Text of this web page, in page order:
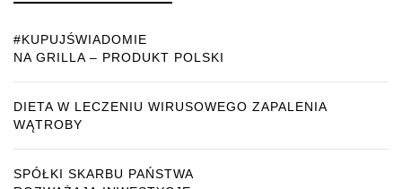
#KUPUJŚWIADOMIE
NA GRILLA – PRODUKT POLSKI
DIETA W LECZENIU WIRUSOWEGO ZAPALENIA
WĄTROBY
SPÓŁKI SKARBU PAŃSTWA